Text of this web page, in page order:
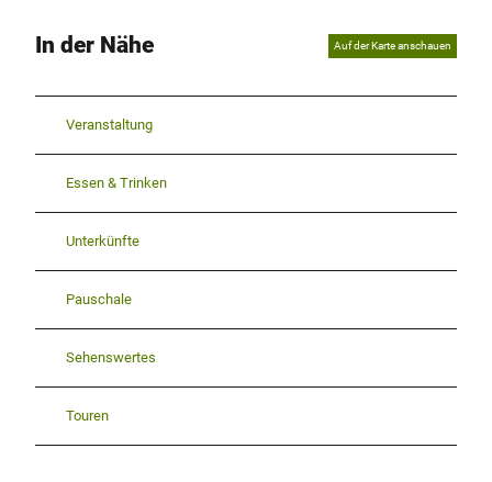
In der Nähe Auf der Karte anschauen
Veranstaltung
Essen & Trinken
Unterkünfte
Pauschale
Sehenswertes
Touren